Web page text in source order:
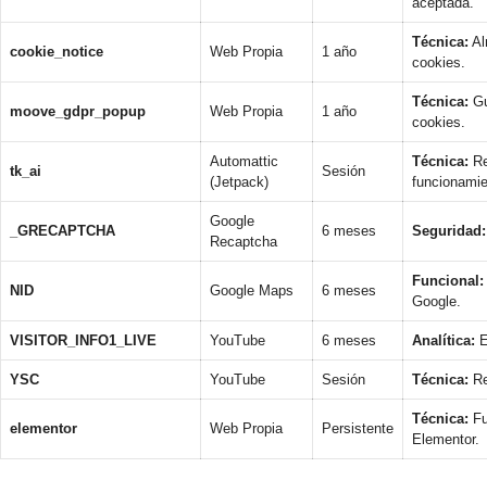
cookie_notice Web Propia 1 año
Técnica:
cookies.
moove_gdpr_popup Web Propia 1 año
Técnica:
cookies.
tk_ai
Automattic
(Jetpack)
Sesión
Técnica:
_GRECAPTCHA
Google
Recaptcha
6 meses Seguridad:
NID Google Maps 6 meses
Funcional:
Google.
VISITOR_INFO1_LIVE YouTube 6 meses Analítica:
YSC YouTube Sesión Técnica:
elementor Web Propia Persistente
Técnica:
Elementor.